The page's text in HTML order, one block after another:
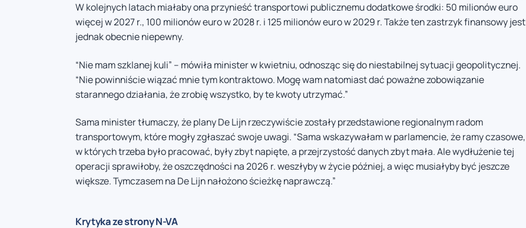
W kolejnych latach miałaby ona przynieść transportowi publicznemu dodatkowe środki: 50 milionów euro
więcej w 2027 r., 100 milionów euro w 2028 r. i 125 milionów euro w 2029 r. Także ten zastrzyk finansowy jest
jednak obecnie niepewny.
“Nie mam szklanej kuli” – mówiła minister w kwietniu, odnosząc się do niestabilnej sytuacji geopolitycznej.
“Nie powinniście wiązać mnie tym kontraktowo. Mogę wam natomiast dać poważne zobowiązanie
starannego działania, że zrobię wszystko, by te kwoty utrzymać.”
Sama minister tłumaczy, że plany De Lijn rzeczywiście zostały przedstawione regionalnym radom
transportowym, które mogły zgłaszać swoje uwagi. “Sama wskazywałam w parlamencie, że ramy czasowe,
w których trzeba było pracować, były zbyt napięte, a przejrzystość danych zbyt mała. Ale wydłużenie tej
operacji sprawiłoby, że oszczędności na 2026 r. weszłyby w życie później, a więc musiałyby być jeszcze
większe. Tymczasem na De Lijn nałożono ścieżkę naprawczą.”
Krytyka ze strony N-VA